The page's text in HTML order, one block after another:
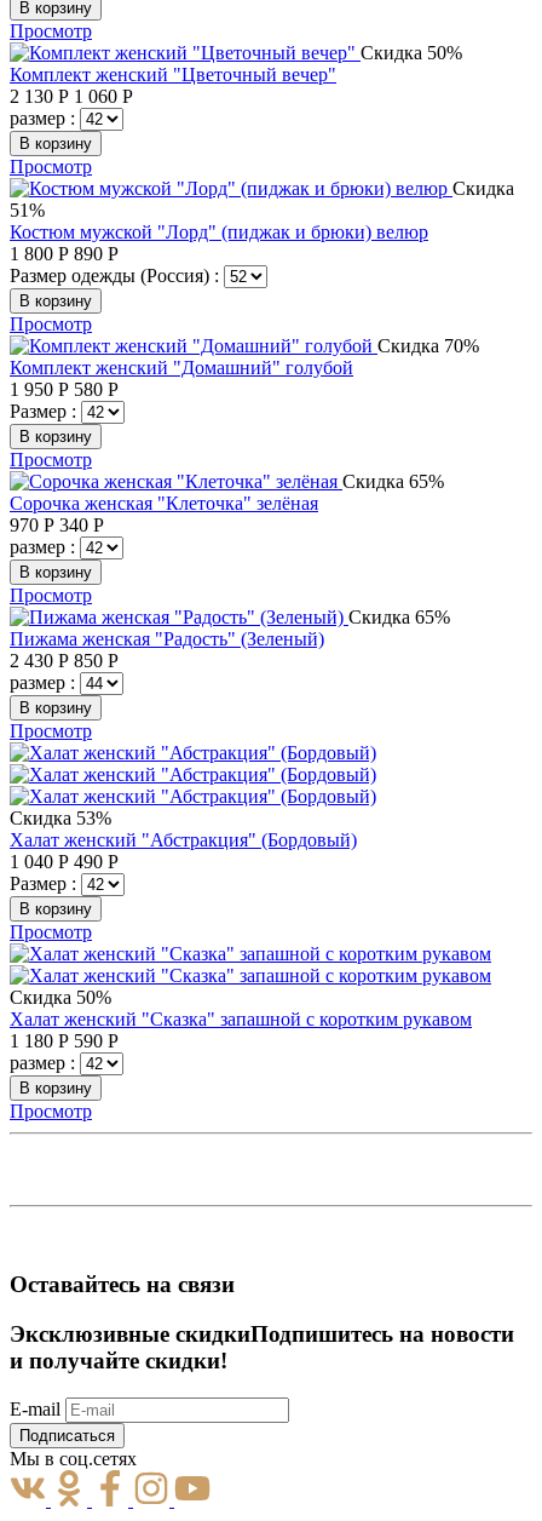
В корзину
Просмотр
Скидка 50%
Комплект женский "Цветочный вечер"
2 130 Р 1 060 Р
размер :
В корзину
Просмотр
Скидка
51%
Костюм мужской "Лорд" (пиджак и брюки) велюр
1 800 Р 890 Р
Размер одежды (Россия) :
В корзину
Просмотр
Скидка 70%
Комплект женский "Домашний" голубой
1 950 Р 580 Р
Размер :
В корзину
Просмотр
Скидка 65%
Сорочка женская "Клеточка" зелёная
970 Р 340 Р
размер :
В корзину
Просмотр
Скидка 65%
Пижама женская "Радость" (Зеленый)
2 430 Р 850 Р
размер :
В корзину
Просмотр
Скидка 53%
Халат женский "Абстракция" (Бордовый)
1 040 Р 490 Р
Размер :
В корзину
Просмотр
Скидка 50%
Халат женский "Сказка" запашной с коротким рукавом
1 180 Р 590 Р
размер :
В корзину
Просмотр
Оставайтесь на связи
Эксклюзивные скидкиПодпишитесь на новости
и получайте скидки!
E-mail
Подписаться
Мы в соц.сетях